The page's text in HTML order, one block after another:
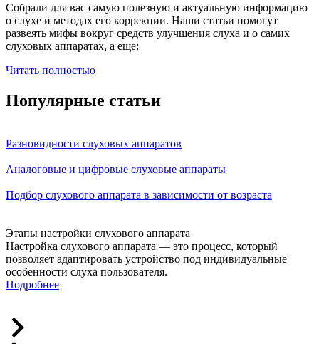
Собрали для вас самую полезную и актуальную информацию
о слухе и методах его коррекции. Наши статьи помогут
развеять мифы вокруг средств улучшения слуха и о самих
слуховых аппаратах, а еще:
Читать полностью
Популярные статьи
Разновидности слуховых аппаратов
​Аналоговые и цифровые слуховые аппараты
Подбор слухового аппарата в зависимости от возраста
Этапы настройки слухового аппарата
Настройка слухового аппарата — это процесс, который
позволяет адаптировать устройство под индивидуальные
особенности слуха пользователя.
Подробнее